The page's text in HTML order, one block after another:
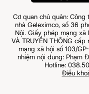
Cơ quan chủ quản:
nhà Geleximco, số 36
Nội. Giấy phép mạng xã
VÀ TRUYỀN THÔNG
mạng xã hội số 103/
nhiệm nội dung: Phạm
Hotline:
Điều